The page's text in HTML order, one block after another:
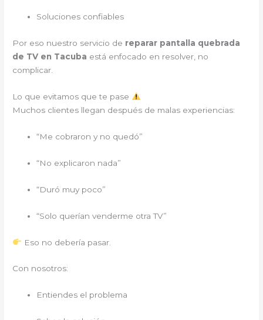
Soluciones confiables
Por eso nuestro servicio de reparar pantalla quebrada
de TV en Tacuba está enfocado en resolver, no
complicar.
Lo que evitamos que te pase
Muchos clientes llegan después de malas experiencias:
“Me cobraron y no quedó”
“No explicaron nada”
“Duró muy poco”
“Solo querían venderme otra TV”
Eso no debería pasar.
Con nosotros:
Entiendes el problema